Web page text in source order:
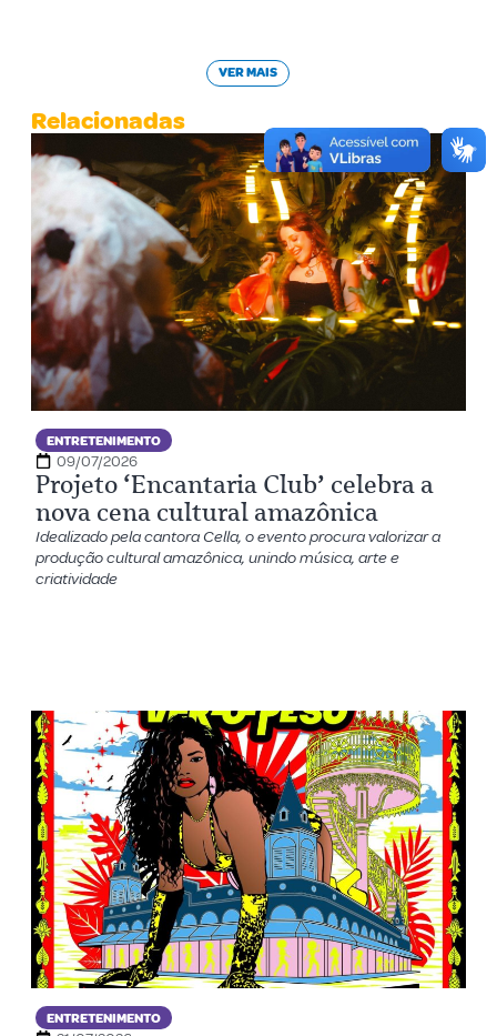
VER MAIS
Relacionadas
ENTRETENIMENTO
09/07/2026
Projeto ‘Encantaria Club’ celebra a
nova cena cultural amazônica
Idealizado pela cantora Cella, o evento procura valorizar a
produção cultural amazônica, unindo música, arte e
criatividade
ENTRETENIMENTO